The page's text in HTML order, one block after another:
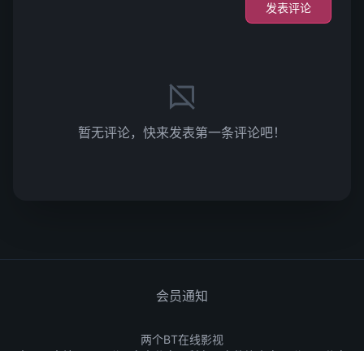
发表评论
暂无评论，快来发表第一条评论吧！
会员通知
两个BT在线影视